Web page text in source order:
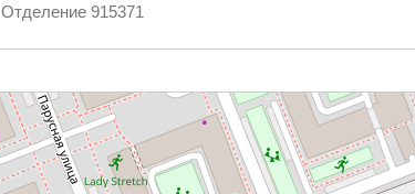
Отделение 915371